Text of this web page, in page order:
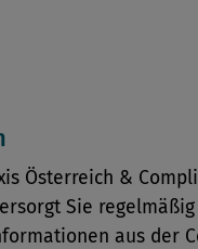
Österreich &
Sie
aus der